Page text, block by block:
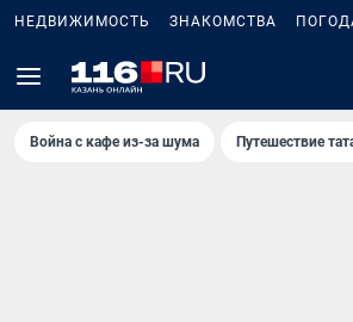
НЕДВИЖИМОСТЬ ЗНАКОМСТВА
Война с кафе из-за шума Путешествие